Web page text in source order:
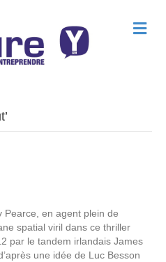
M
e
Pearce, en agent plein de
spatial viril dans ce thriller
par le tandem irlandais James
une idée de Luc Besson